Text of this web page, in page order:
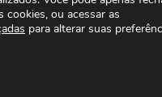
cookies, ou acessar as
para alterar suas
Banner